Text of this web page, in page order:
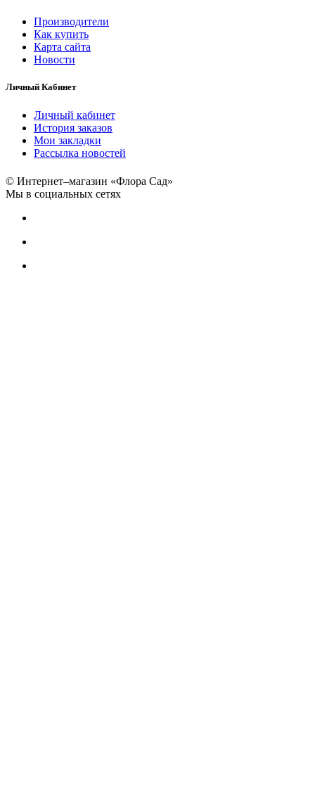
Производители
Как купить
Карта сайта
Новости
Личный Кабинет
Личный кабинет
История заказов
Мои закладки
Рассылка новостей
© Интернет–магазин «Флора Сад»
Мы в социальных сетях